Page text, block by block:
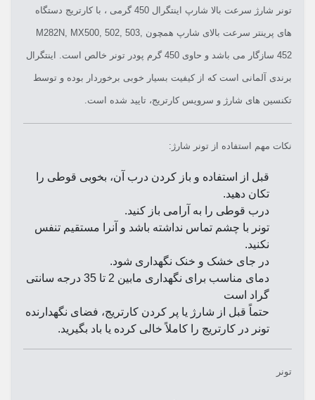
تونر شارژ سرعت بالا شارپ اینتگرال 450 گرمی ، با کارتریج دستگاه
های پرینتر سرعت بالای شارپ همچون M282N, MX500, 502, 503,
452 سازگار می باشد و حاوی 450 گرم پودر تونر خالص است. اینتگرال
برندی آلمانی است که از کیفیت بسیار خوبی برخوردار بوده و توسط
تکنسین های شارژ و سرویس کارتریج، تایید شده است.
نکات مهم استفاده از تونر شارژ:
قبل از استفاده و باز کردن درب آن، بخوبی قوطی را
تکان دهید.
درب قوطی را به آرامی باز کنید.
تونر با چشم تماس نداشته باشد و آنرا مستقیم تنفس
نکنید.
در جای خشک و خنک نگهداری شود.
دمای مناسب برای نگهداری مابین 2 تا 35 درجه سانتی
گراد است
حتماً قبل از شارژ یا پر کردن کارتریج، فضای نگهدارنده
تونر در کارتریج را کاملاً خالی کرده یا باد بگیرید.
تونر